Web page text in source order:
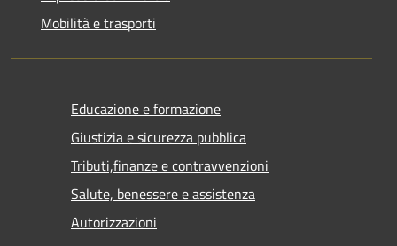
Mobilità e trasporti
Educazione e formazione
Giustizia e sicurezza pubblica
Tributi,finanze e contravvenzioni
Salute, benessere e assistenza
Autorizzazioni